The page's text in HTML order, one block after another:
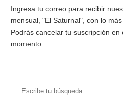
Ingresa tu correo para recibir
mensual, "El Saturnal", con lo más
Podrás cancelar tu suscripción en
momento.